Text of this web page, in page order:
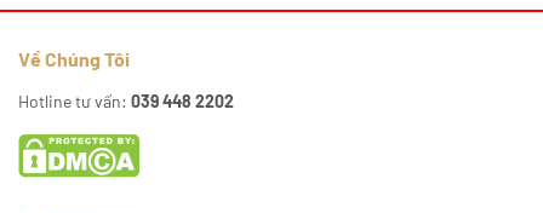
Về Chúng Tôi
Hotline tư vấn: 039 448 2202